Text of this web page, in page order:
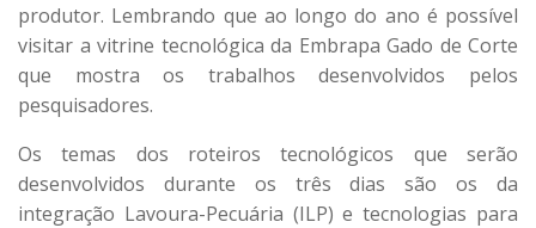
produtor. Lembrando que ao longo do ano é possível
visitar a vitrine tecnológica da Embrapa Gado de Corte
que mostra os trabalhos desenvolvidos pelos
pesquisadores.
Os temas dos roteiros tecnológicos que serão
desenvolvidos durante os três dias são os da
integração Lavoura-Pecuária (ILP) e tecnologias para